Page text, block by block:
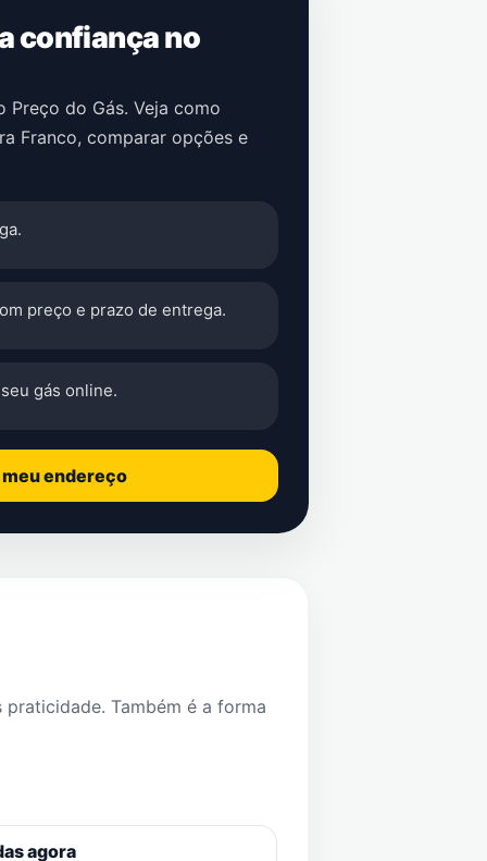
confiança no
do Gás. Veja como
Franco, comparar opções e
preço e prazo de entrega.
gás online.
endereço
Também é a forma
agora